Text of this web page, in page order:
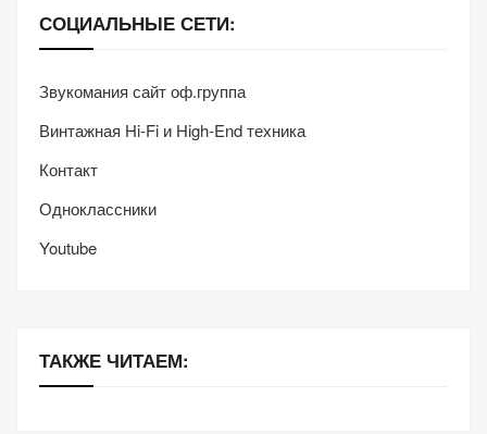
СОЦИАЛЬНЫЕ СЕТИ:
Звукомания сайт оф.группа
Винтажная Hi-Fi и High-End техника
Контакт
Одноклассники
Youtube
ТАКЖЕ ЧИТАЕМ: